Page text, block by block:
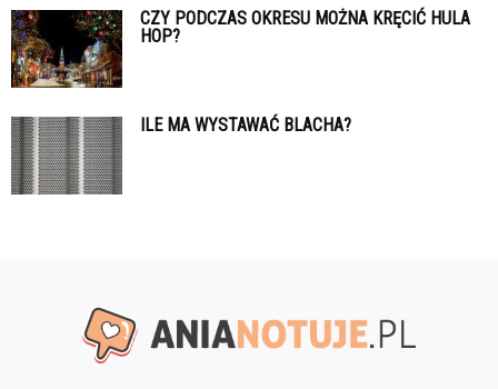
CZY PODCZAS OKRESU MOŻNA KRĘCIĆ HULA
HOP?
ILE MA WYSTAWAĆ BLACHA?